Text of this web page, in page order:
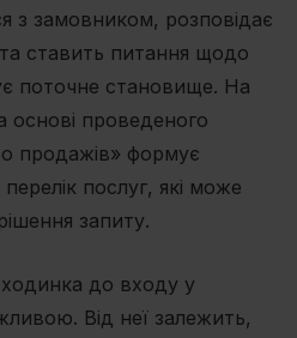
з замовником, розповідає
ставить питання щодо
поточне становище. На
основі проведеного
продажів» формує
послуг, які може
запиту.
до входу у
Від неї залежить,